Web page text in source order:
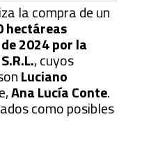
la compra de un
hectáreas
2024 por la
, cuyos
Luciano
Ana Lucía Conte.
como posibles